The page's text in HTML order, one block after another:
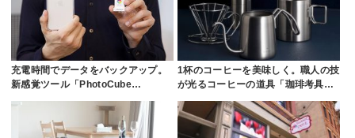
充電時間でデータをバックアップ。
新感覚ツール「PhotoCube…
1杯のコーヒーを美味しく。職人の技
が光るコーヒーの道具「珈琲考具…